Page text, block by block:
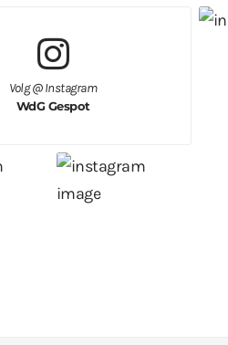
Volg @ Instagram
WdG Gespot